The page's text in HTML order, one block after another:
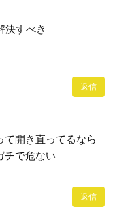
決すべき
返信
て開き直ってるなら
チで危ない
返信